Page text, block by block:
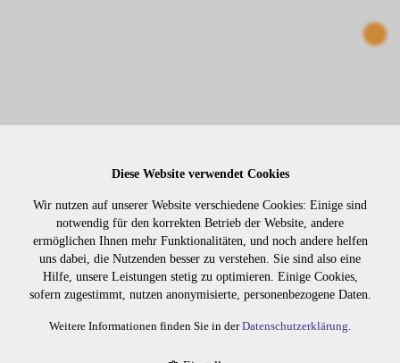
CLIP IN EXTENSION 4-TEILIG 55CM NR. 1B
90441b
Diese Website verwendet Cookies
Wir nutzen auf unserer Website verschiedene Cookies: Einige sind
notwendig für den korrekten Betrieb der Website, andere
ermöglichen Ihnen mehr Funktionalitäten, und noch andere helfen
uns dabei, die Nutzenden besser zu verstehen. Sie sind also eine
Hilfe, unsere Leistungen stetig zu optimieren. Einige Cookies,
sofern zugestimmt, nutzen anonymisierte, personenbezogene Daten.
Weitere Informationen finden Sie in derDatenschutzerklärung.